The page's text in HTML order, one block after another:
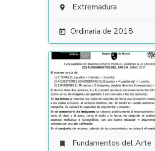
 Extremadura
 Ordinaria de 2018
 Fundamentos del Arte